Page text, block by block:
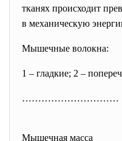
тканях происходит
в механическую
Мышечные волокна:
1 – гладкие; 2 –
…………………………
Мышечная масса